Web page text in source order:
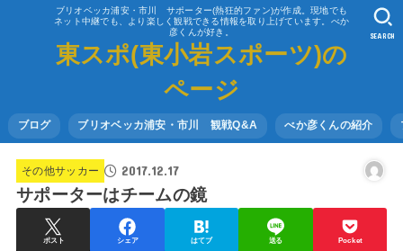
ブリオベッカ浦安・市川 サポーター(熱狂的ファン)が作成。現地でも
ネット中継でも、より楽しく観戦できる情報を取り上げています。べか
彦くんが好き。
東スポ(東小岩スポーツ)の
ページ
ブログ ブリオベッカ浦安・市川 観戦Q&A べか彦くんの紹介
SEARCH
その他サッカー 2017.12.17
サポーターはチームの鏡
ポスト シェア はてブ 送る Pocket